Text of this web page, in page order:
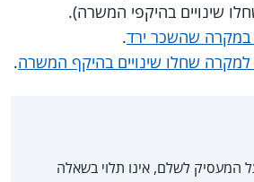
שינויים בהיקפי המשרה).
במקרה שהשכר ירד.
למקרה שחלו שינויים בהיקף המשרה.
המעסיק לשלם, אינו תלוי בשאלה